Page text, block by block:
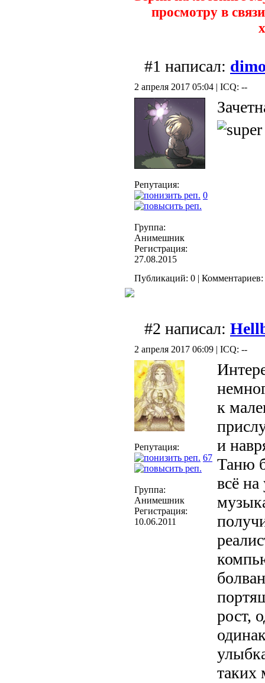
просмотру в
#1 написал:
2 апреля 2017 05:04 | ICQ: --
Репутация:
0
Группа:
Анимешник
Регистрация:
27.08.2015
Публикаций: 0 | Комментариев:
#2 написал:
2 апреля 2017 06:09 | ICQ: --
Репутация:
67
Группа:
Анимешник
Регистрация:
10.06.2011
к
и
Таню
всё
рост,
таких